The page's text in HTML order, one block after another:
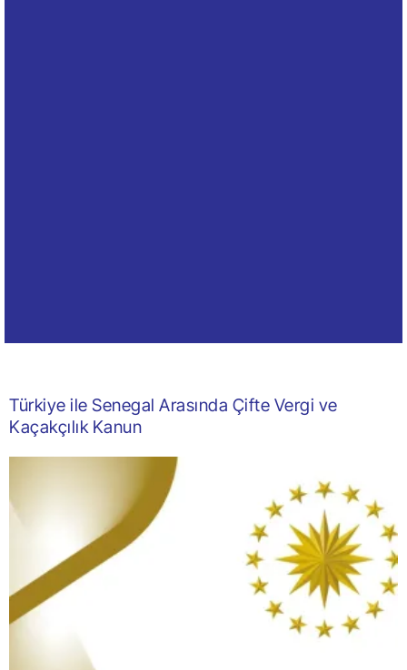
Türkiye ile Senegal Arasında Çifte Vergi ve
Kaçakçılık Kanun